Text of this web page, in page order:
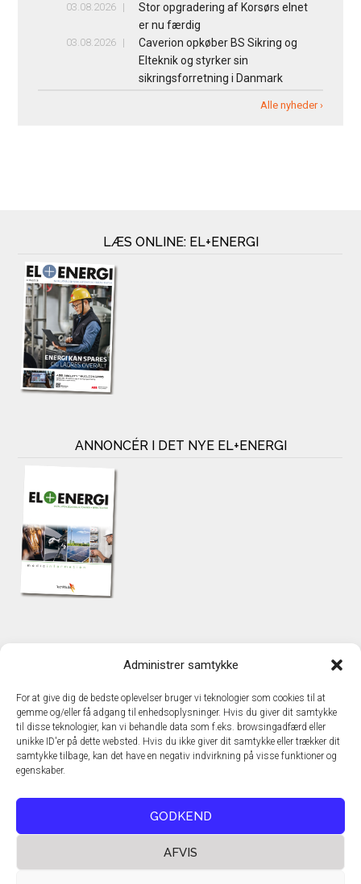
Administrer samtykke
For at give dig de bedste oplevelser bruger vi teknologier som cookies til at
gemme og/eller få adgang til enhedsoplysninger. Hvis du giver dit samtykke
til disse teknologier, kan vi behandle data som f.eks. browsingadfærd eller
unikke ID'er på dette websted. Hvis du ikke giver dit samtykke eller trækker dit
samtykke tilbage, kan det have en negativ indvirkning på visse funktioner og
egenskaber.
GODKEND
AFVIS
03.08.2026
Stor opgradering af Korsørs elnet
er nu færdig
03.08.2026
Caverion opkøber BS Sikring og
Elteknik og styrker sin
sikringsforretning i Danmark
Alle nyheder ›
LÆS ONLINE: EL+ENERGI
ANNONCÉR I DET NYE EL+ENERGI
TechMedia A/S
DK – 2600 Glostrup
www.techmedia.dk
Telefon: +45 43 24 26 28
E-mail:info@techmedia.dk